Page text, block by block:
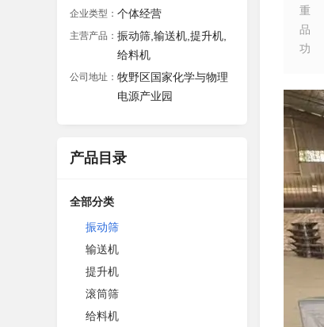
企业类型： 个体经营
主营产品： 振动筛,输送机,提升机,
给料机
公司地址： 牧野区国家化学与物理
电源产业园
产品目录
全部分类
振动筛
输送机
提升机
滚筒筛
给料机
重
品
功